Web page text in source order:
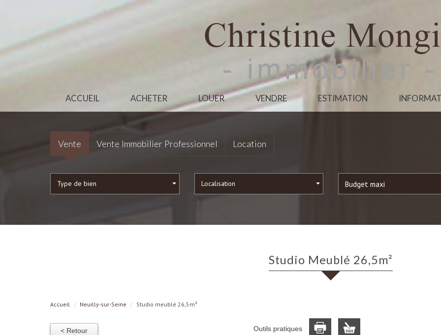
ACCUEIL ACHETER LOUER VENDRE ESTIMATION
Vente Vente Immobilier Professionnel Location
Type de bien Localisation
Studio Meublé 26,5m²
Accueil Neuilly-sur-Seine Studio meublé 26,5m²
< Retour Outils pratiques